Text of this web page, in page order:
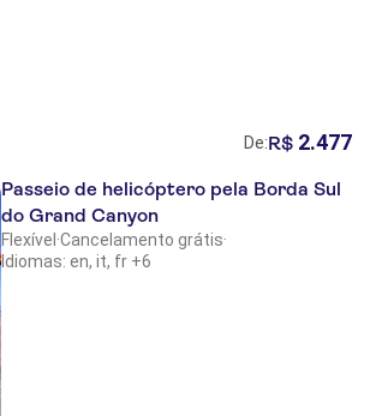
De:R$ 2.477
Passeio de helicóptero pela Borda Sul
do Grand Canyon
Flexível ·Cancelamento grátis·
Idiomas: en, it, fr +6